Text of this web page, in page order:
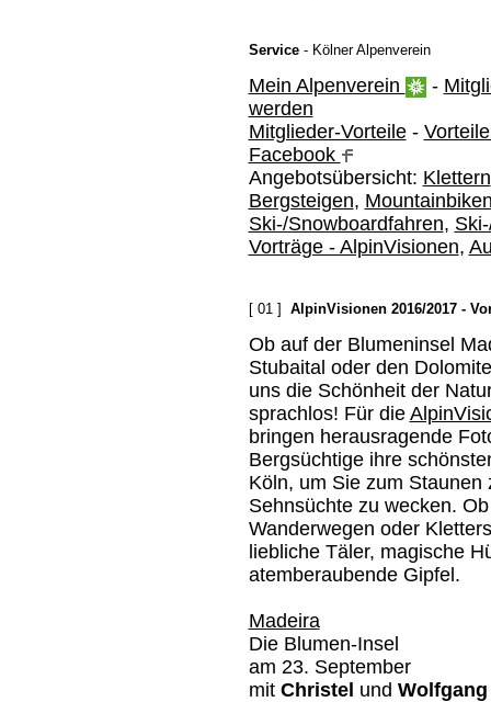
Service- Kölner Alpenverein
Mein Alpenverein -
werden
Mitglieder-Vorteile-
Facebook
Angebotsübersicht: Klettern
Bergsteigen,
Ski-/Snowboardfahren,
Vorträge - AlpinVisionen,
[ 01 ] AlpinVisionen 2016/2017 -
Ob auf der Blumeninsel
Stubaital oder den
uns die Schönheit der
sprachlos! Für die
bringen herausragende
Bergsüchtige ihre
Köln, um Sie zum Staunen
Sehnsüchte zu wecken.
Wanderwegen oder
liebliche Täler, magische
atemberaubende Gipfel.
Madeira
Die Blumen-Insel
am 23. September
mit Christel und